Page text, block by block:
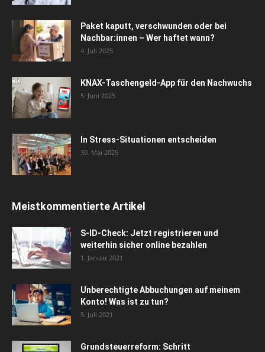
Paket kaputt, verschwunden oder bei
Nachbar:innen – Wer haftet wann?
4. Juli 2025
KNAX-Taschengeld-App für den Nachwuchs
5. Juni 2025
In Stress-Situationen entscheiden
30. Mai 2025
Meistkommentierte Artikel
S-ID-Check: Jetzt registrieren und
weiterhin sicher online bezahlen
1. Januar 2021
Unberechtigte Abbuchungen auf meinem
Konto! Was ist zu tun?
5. Juli 2021
Grundsteuerreform: Schritt